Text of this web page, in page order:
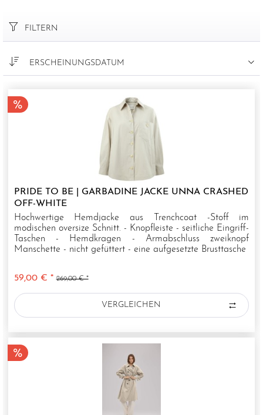
FILTERN
ERSCHEINUNGSDATUM
PRIDE TO BE | GARBADINE JACKE UNNA CRASHED
OFF-WHITE
Hochwertige Hemdjacke aus Trenchcoat -Stoff im
modischen oversize Schnitt. - Knopfleiste - seitliche Eingriff-
Taschen - Hemdkragen - Armabschluss zweiknopf
Manschette - nicht gefüttert - eine aufgesetzte Brusttasche
59,00 € * 269,00 € *
VERGLEICHEN